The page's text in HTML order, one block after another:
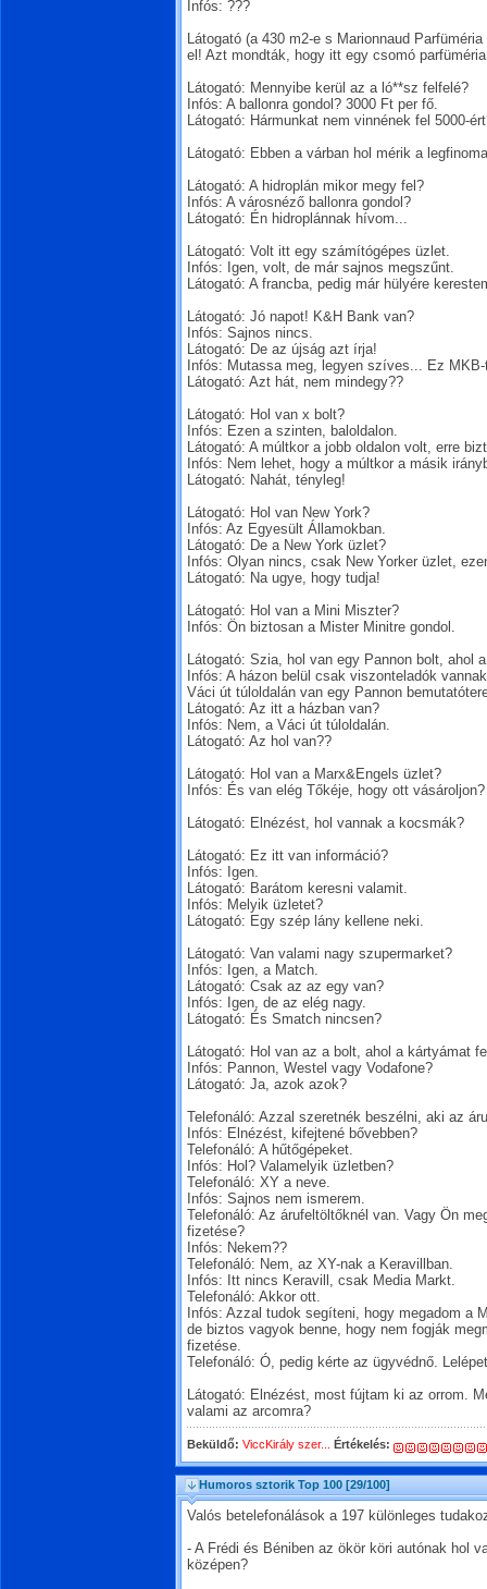
Infós: ???
Látogató (a 430 m2-e s Marionnaud
el! Azt mondták, hogy itt egy csomó
Látogató: Mennyibe kerül az a ló**sz felfelé?
Infós: A ballonra gondol? 3000 Ft per fő.
Látogató: Hármunkat nem vinnének fel 5000-
Látogató: Ebben a várban hol mérik a
Látogató: A hidroplán mikor megy fel?
Infós: A városnéző ballonra gondol?
Látogató: Én hidroplánnak hívom...
Látogató: Volt itt egy számítógépes üzlet.
Infós: Igen, volt, de már sajnos megszűnt.
Látogató: A francba, pedig már hülyére
Látogató: Jó napot! K&H Bank van?
Infós: Sajnos nincs.
Látogató: De az újság azt írja!
Infós: Mutassa meg, legyen szíves... Ez
Látogató: Azt hát, nem mindegy??
Látogató: Hol van x bolt?
Infós: Ezen a szinten, baloldalon.
Látogató: A múltkor a jobb oldalon volt, erre
Infós: Nem lehet, hogy a múltkor a másik
Látogató: Nahát, tényleg!
Látogató: Hol van New York?
Infós: Az Egyesült Államokban.
Látogató: De a New York üzlet?
Infós: Olyan nincs, csak New Yorker üzlet,
Látogató: Na ugye, hogy tudja!
Látogató: Hol van a Mini Miszter?
Infós: Ön biztosan a Mister Minitre gondol.
Látogató: Szia, hol van egy Pannon bolt, ahol
Infós: A házon belül csak viszonteladók
Váci út túloldalán van egy Pannon
Látogató: Az itt a házban van?
Infós: Nem, a Váci út túloldalán.
Látogató: Az hol van??
Látogató: Hol van a Marx&Engels üzlet?
Infós: És van elég Tőkéje, hogy ott vásároljon?
Látogató: Elnézést, hol vannak a kocsmák?
Látogató: Ez itt van információ?
Infós: Igen.
Látogató: Barátom keresni valamit.
Infós: Melyik üzletet?
Látogató: Egy szép lány kellene neki.
Látogató: Van valami nagy szupermarket?
Infós: Igen, a Match.
Látogató: Csak az az egy van?
Infós: Igen, de az elég nagy.
Látogató: És Smatch nincsen?
Látogató: Hol van az a bolt, ahol a kártyámat
Infós: Pannon, Westel vagy Vodafone?
Látogató: Ja, azok azok?
Telefonáló: Azzal szeretnék beszélni, aki az
Infós: Elnézést, kifejtené bővebben?
Telefonáló: A hűtőgépeket.
Infós: Hol? Valamelyik üzletben?
Telefonáló: XY a neve.
Infós: Sajnos nem ismerem.
Telefonáló: Az árufeltöltőknél van. Vagy Ön
fizetése?
Infós: Nekem??
Telefonáló: Nem, az XY-nak a Keravillban.
Infós: Itt nincs Keravill, csak Media Markt.
Telefonáló: Akkor ott.
Infós: Azzal tudok segíteni, hogy megadom a
de biztos vagyok benne, hogy nem fogják
fizetése.
Telefonáló: Ó, pedig kérte az ügyvédnő.
Látogató: Elnézést, most fújtam ki az orrom.
valami az arcomra?
Beküldő: ViccKirály szer... Értékelés:
Humoros sztorik Top 100 [29/100]
Valós betelefonálások a 197 különleges
- A Frédi és Béniben az ökör köri autónak hol
középen?